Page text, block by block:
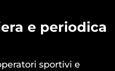
e periodica
sportivi e